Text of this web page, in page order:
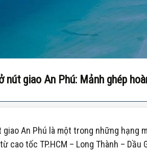
nút giao An Phú: Mảnh ghép
giao An Phú là một trong những hạng
cao tốc TP.HCM – Long Thành –